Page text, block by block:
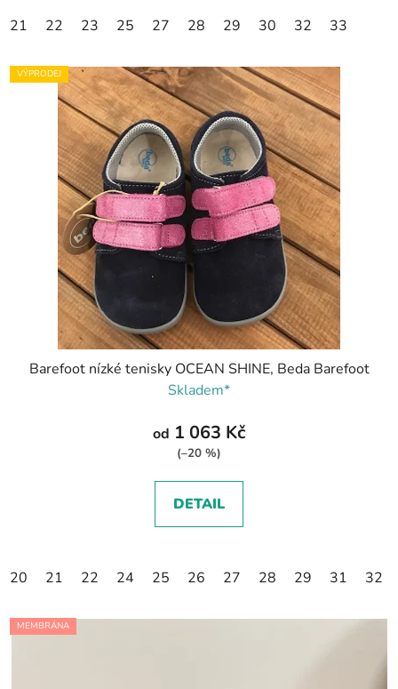
21 22 23 25 27 28 29 30 32 33
VÝPRODEJ
Barefoot nízké tenisky OCEAN SHINE, Beda Barefoot
Skladem*
od 1 063 Kč
(–20 %)
DETAIL
20 21 22 24 25 26 27 28 29 31 32
MEMBRÁNA